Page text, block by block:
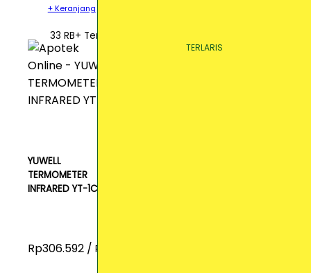
TERLARIS
TERLARIS
TERLARIS
+ Keranjang
33 RB+ Terjual
YUWELL
TERMOMETER
INFRARED YT-1C
Rp306.592 / Pcs